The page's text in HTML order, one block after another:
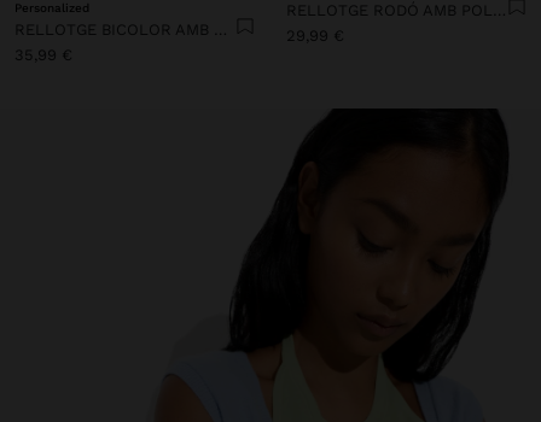
Personalized
RELLOTGE BICOLOR AMB CORRETJA D’ACER INOXIDABLE
35,99 €
RELLOTGE RODÓ AMB POLSERA D'ACER INOXIDABLE
29,99 €